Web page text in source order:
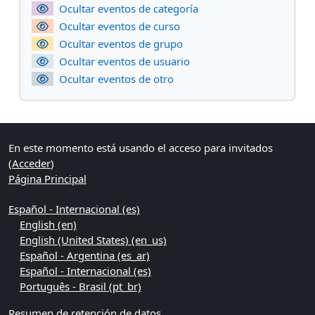
Ocultar eventos de categoría
Ocultar eventos de curso
Ocultar eventos de grupo
Ocultar eventos de usuario
Ocultar eventos de otro
En este momento está usando el acceso para invitados
(Acceder)
Página Principal
Español - Internacional ‎(es)‎
English ‎(en)‎
English (United States) ‎(en_us)‎
Español - Argentina ‎(es_ar)‎
Español - Internacional ‎(es)‎
Português - Brasil ‎(pt_br)‎